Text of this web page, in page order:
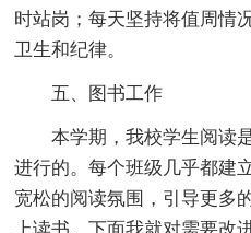
时站岗；每天坚持将值周情
卫生和纪律。
五、图书工作
本学期，我校学生阅读是
进行的。每个班级几乎都建
宽松的阅读氛围，引导更多